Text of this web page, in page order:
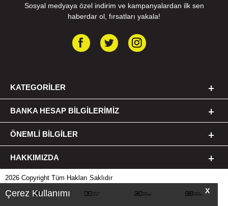
X
Çerez Kullanımı
Sosyal medyaya özel indirim ve kampanyalardan ilk sen
haberdar ol, fırsatları yakala!
KATEGORILER
BANKA HESAP BILGILERIMIZ
ÖNEMLI BILGILER
HAKKIMIZDA
2026 Copyright Tüm Hakları Saklıdır